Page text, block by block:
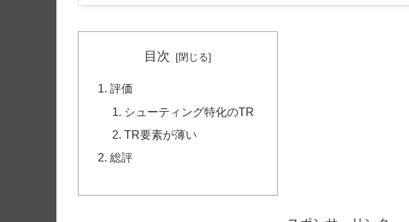
目次
評価
シューティング特化のTR
TR要素が薄い
総評